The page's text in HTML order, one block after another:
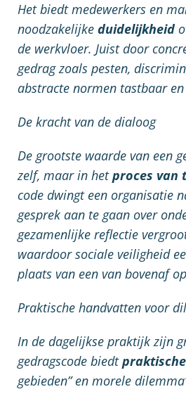
Het biedt medewerkers en
noodzakelijke duidelijkheid
de werkvloer. Juist door
gedrag zoals pesten,
abstracte normen tastbaar
De kracht van de dialoog
De grootste waarde van een
zelf, maar in hetproces van
code dwingt een organisatie
gesprek aan te gaan over
gezamenlijke reflectie
waardoor sociale veiligheid
plaats van een van bovenaf
Praktische handvatten voor
In de dagelijkse praktijk zijn
gedragscode biedt
gebieden” en morele